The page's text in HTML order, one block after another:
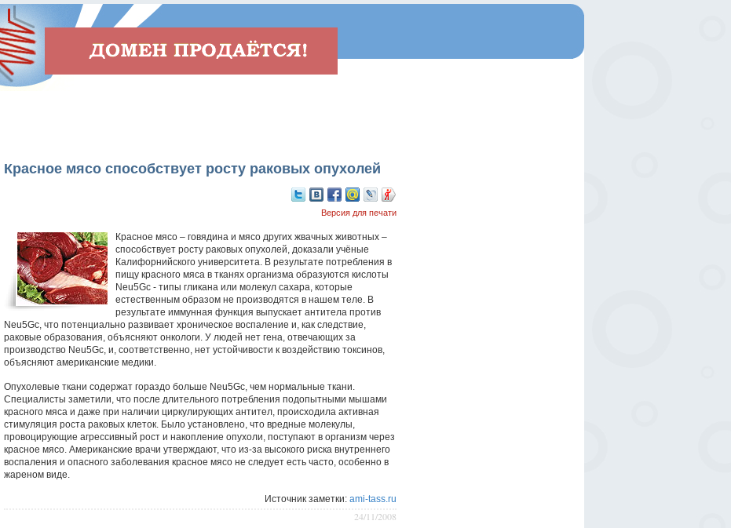
Красное мясо способствует росту раковых опухолей
Версия для печати
Красное мясо – говядина и мясо других жвачных животных –
способствует росту раковых опухолей, доказали учёные
Калифорнийского университета. В результате потребления в
пищу красного мяса в тканях организма образуются кислоты
Neu5Gc - типы гликана или молекул сахара, которые
естественным образом не производятся в нашем теле. В
результате иммунная функция выпускает антитела против
Neu5Gc, что потенциально развивает хроническое воспаление и, как следствие,
раковые образования, объясняют онкологи. У людей нет гена, отвечающих за
производство Neu5Gc, и, соответственно, нет устойчивости к воздействию токсинов,
объясняют американские медики.
Опухолевые ткани содержат гораздо больше Neu5Gc, чем нормальные ткани.
Специалисты заметили, что после длительного потребления подопытными мышами
красного мяса и даже при наличии циркулирующих антител, происходила активная
стимуляция роста раковых клеток. Было установлено, что вредные молекулы,
провоцирующие агрессивный рост и накопление опухоли, поступают в организм через
красное мясо. Американские врачи утверждают, что из-за высокого риска внутреннего
воспаления и опасного заболевания красное мясо не следует есть часто, особенно в
жареном виде.
Источник заметки: ami-tass.ru
24/11/2008